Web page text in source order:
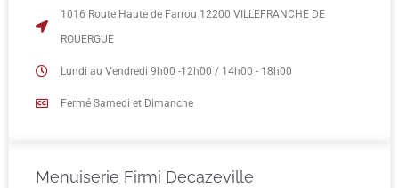
1016 Route Haute de Farrou 12200 VILLEFRANCHE DE
ROUERGUE
Lundi au Vendredi 9h00 -12h00 / 14h00 - 18h00
Fermé Samedi et Dimanche
Menuiserie Firmi Decazeville